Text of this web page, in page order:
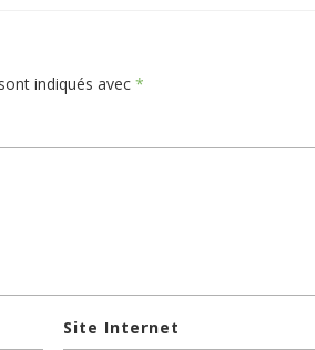
indiqués avec *
Site Internet